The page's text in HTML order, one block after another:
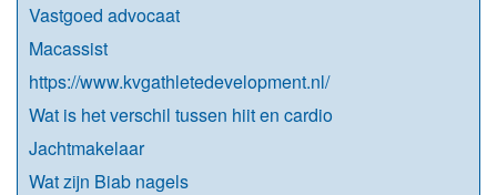
Vastgoed advocaat
Macassist
https://www.kvgathletedevelopment.nl/
Wat is het verschil tussen hiit en cardio
Jachtmakelaar
Wat zijn Biab nagels